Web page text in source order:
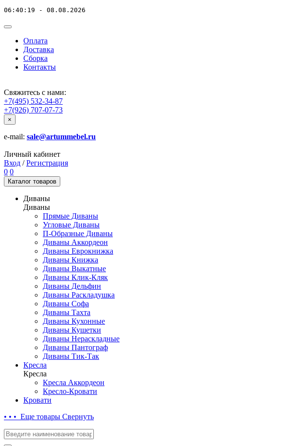
06:40:19 - 08.08.2026
Оплата
Доставка
Сборка
Контакты
Свяжитесь с нами:
+7(495) 532-34-87
+7(926) 707-07-73
×
e-mail: sale@artummebel.ru
Личный кабинет
Вход / Регистрация
0 0
Каталог товаров
Диваны
Диваны
Прямые Диваны
Угловые Диваны
П-Образные Диваны
Диваны Аккордеон
Диваны Еврокнижка
Диваны Книжка
Диваны Выкатные
Диваны Клик-Кляк
Диваны Дельфин
Диваны Раскладушка
Диваны Софа
Диваны Тахта
Диваны Кухонные
Диваны Кушетки
Диваны Нераскладные
Диваны Пантограф
Диваны Тик-Так
Кресла
Кресла
Кресла Аккордеон
Кресло-Кровати
Кровати
• • • Еще товары Свернуть